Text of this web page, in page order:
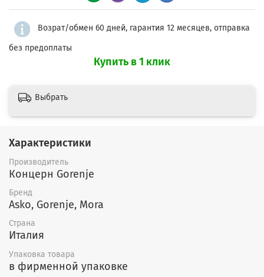
Возрат/обмен 60 дней, гарантия 12 месяцев, отправка
без предоплаты
Купить в 1 клик
Выбрать
Характеристики
Производитель
Концерн Gorenje
Бренд
Asko, Gorenje, Mora
Страна
Италия
Упаковка товара
в фирменной упаковке